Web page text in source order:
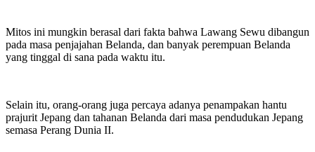
Mitos ini mungkin berasal dari fakta bahwa Lawang Sewu dibangun
pada masa penjajahan Belanda, dan banyak perempuan Belanda
yang tinggal di sana pada waktu itu.
Selain itu, orang-orang juga percaya adanya penampakan hantu
prajurit Jepang dan tahanan Belanda dari masa pendudukan Jepang
semasa Perang Dunia II.